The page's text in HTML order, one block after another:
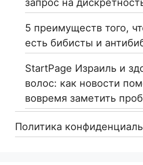
запрос на
5 преимуществ того,
есть бибисты и
StartPage Израиль и
волос: как новости
вовремя заметить
Политика